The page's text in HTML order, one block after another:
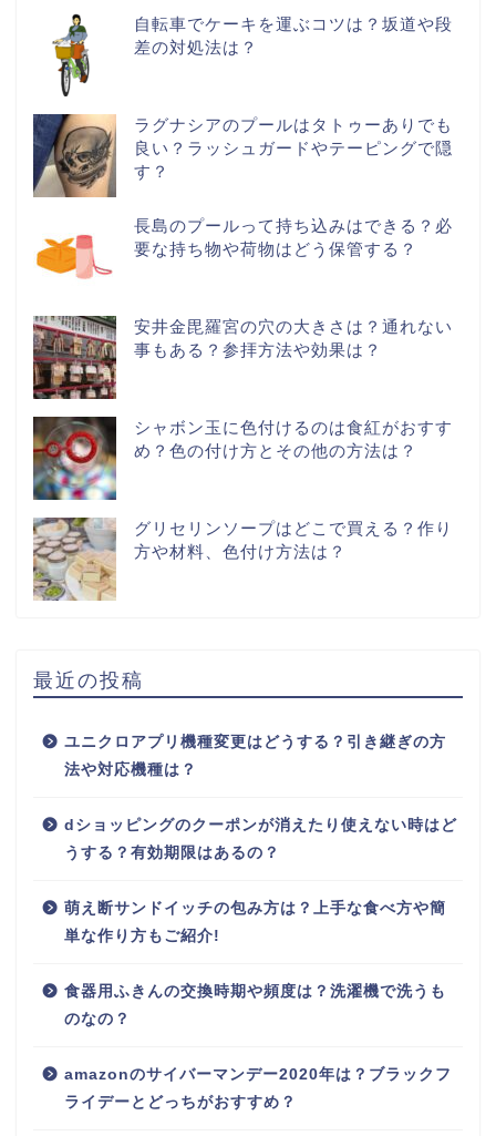
自転車でケーキを運ぶコツは？坂道や段
差の対処法は？
ラグナシアのプールはタトゥーありでも
良い？ラッシュガードやテーピングで隠
す？
長島のプールって持ち込みはできる？必
要な持ち物や荷物はどう保管する？
安井金毘羅宮の穴の大きさは？通れない
事もある？参拝方法や効果は？
シャボン玉に色付けるのは食紅がおすす
め？色の付け方とその他の方法は？
グリセリンソープはどこで買える？作り
方や材料、色付け方法は？
最近の投稿
ユニクロアプリ機種変更はどうする？引き継ぎの方
法や対応機種は？
dショッピングのクーポンが消えたり使えない時はど
うする？有効期限はあるの？
萌え断サンドイッチの包み方は？上手な食べ方や簡
単な作り方もご紹介!
食器用ふきんの交換時期や頻度は？洗濯機で洗うも
のなの？
amazonのサイバーマンデー2020年は？ブラックフ
ライデーとどっちがおすすめ？